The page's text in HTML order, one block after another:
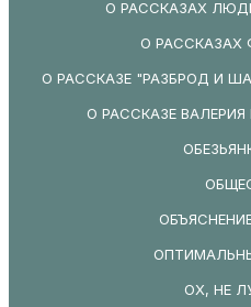
О РАССКАЗАХ
О РАССКАЗАХ
О РАССКАЗЕ "РАЗБРОД И
О РАССКАЗЕ
ОХ, НЕ